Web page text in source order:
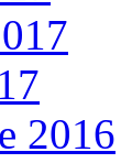
2016